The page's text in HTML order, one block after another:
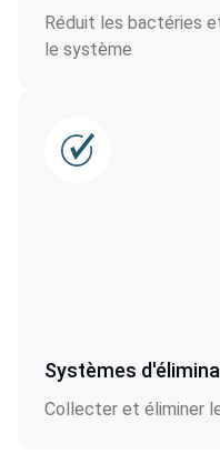
Réduit les bactéries
le système
Systèmes
Collecter et éliminer